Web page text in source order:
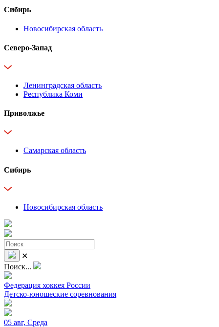
Сибирь
Новосибирская область
Северо-Запад
Ленинградская область
Республика Коми
Приволжье
Самарская область
Сибирь
Новосибирская область
✕
Поиск...
Федерация хоккея России
Детско-юношеские соревнования
05 авг, Среда